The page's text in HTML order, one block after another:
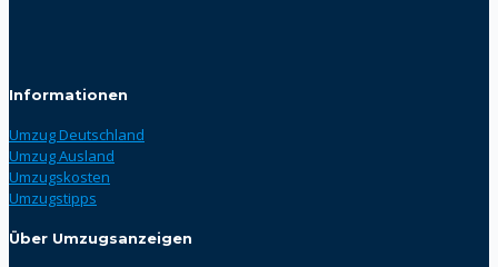
Informationen
Umzug Deutschland
Umzug Ausland
Umzugskosten
Umzugstipps
Über Umzugsanzeigen